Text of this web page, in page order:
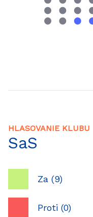
HLASOVANIE KLUBU
SaS
Za (9)
Proti (0)